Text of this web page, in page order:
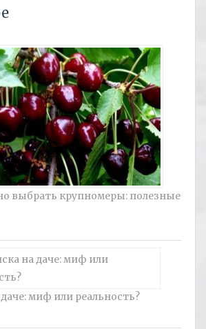
выбрать крупномеры: полезные
миф или реальность?